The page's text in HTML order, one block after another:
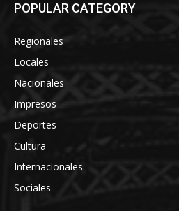
POPULAR CATEGORY
Regionales
Locales
Nacionales
Impresos
Deportes
Cultura
Internacionales
Sociales